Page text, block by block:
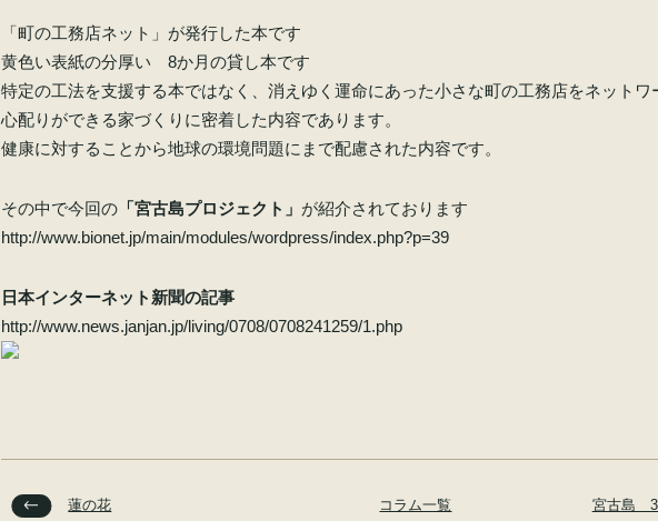
「町の工務店ネット」が発行した本です
黄色い表紙の分厚い 8か月の貸し本です
特定の工法を支援する本ではなく、消えゆく運命にあった小さな町の工務店をネットワ
心配りができる家づくりに密着した内容であります。
健康に対することから地球の環境問題にまで配慮された内容です。
その中で今回の「宮古島プロジェクト」 が紹介されております
http://www.bionet.jp/main/modules/wordpress/index.php?p=39
日本インターネット新聞の記事
http://www.news.janjan.jp/living/0708/0708241259/1.php
蓮の花 コラム一覧 宮古島